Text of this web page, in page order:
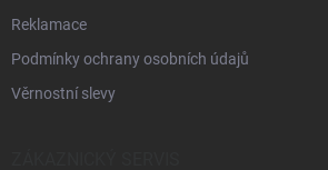
Reklamace
Podmínky ochrany osobních údajů
Věrnostní slevy